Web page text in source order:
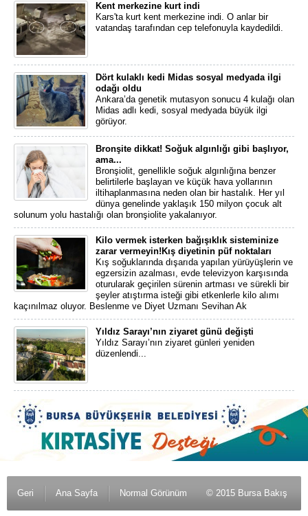
Kent merkezine kurt indi
Kars'ta kurt kent merkezine indi. O anlar bir
vatandaş tarafından cep telefonuyla kaydedildi.
Dört kulaklı kedi Midas sosyal medyada ilgi
odağı oldu
Ankara’da genetik mutasyon sonucu 4 kulağı olan
Midas adlı kedi, sosyal medyada büyük ilgi
görüyor.
Bronşite dikkat! Soğuk algınlığı gibi başlıyor,
ama...
Bronşiolit, genellikle soğuk algınlığına benzer
belirtilerle başlayan ve küçük hava yollarının
iltihaplanmasına neden olan bir hastalık. Her yıl
dünya genelinde yaklaşık 150 milyon çocuk alt
solunum yolu hastalığı olan bronşiolite yakalanıyor.
Kilo vermek isterken bağışıklık sisteminize
zarar vermeyin!Kış diyetinin püf noktaları
Kış soğuklarında dışarıda yapılan yürüyüşlerin ve
egzersizin azalması, evde televizyon karşısında
oturularak geçirilen sürenin artması ve sürekli bir
şeyler atıştırma isteği gibi etkenlerle kilo alımı
kaçınılmaz oluyor. Beslenme ve Diyet Uzmanı Sevihan Ak
Yıldız Sarayı’nın ziyaret günü değişti
Yıldız Sarayı’nın ziyaret günleri yeniden
düzenlendi...
Geri Ana Sayfa Normal Görünüm © 2015 Bursa Bakış